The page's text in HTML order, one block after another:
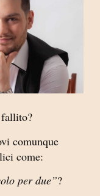
fallito?
comunque
come:
per due”?